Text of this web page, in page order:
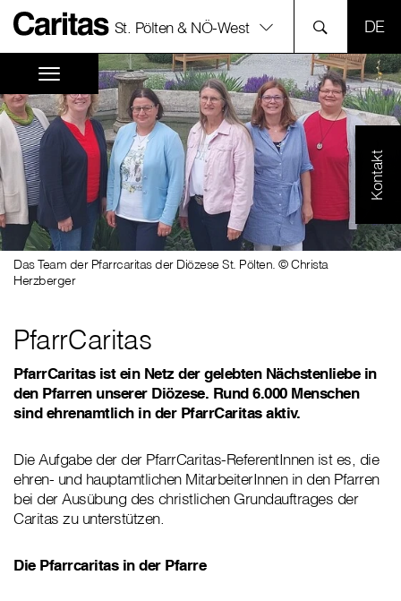
St. Pölten & NÖ-West
Kontakt
Das Team der Pfarrcaritas der Diözese St. Pölten. © Christa
Herzberger
PfarrCaritas
PfarrCaritas ist ein Netz der gelebten Nächstenliebe in
den Pfarren unserer Diözese. Rund 6.000 Menschen
sind ehrenamtlich in der PfarrCaritas aktiv.
Die Aufgabe der der PfarrCaritas-ReferentInnen ist es, die
ehren- und hauptamtlichen MitarbeiterInnen in den Pfarren
bei der Ausübung des christlichen Grundauftrages der
Caritas zu unterstützen.
Die Pfarrcaritas in der Pfarre